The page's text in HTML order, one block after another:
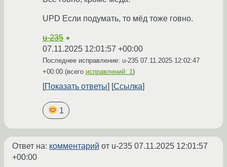
UPD Если подумать, то мёд тоже говно.
u-235 ★
07.11.2025 12:01:57 +00:00
Последнее исправление: u-235 07.11.2025 12:02:47
+00:00 (всего исправлений: 1)
Показать ответы Ссылка
1
Ответ на: комментарий от u-235 07.11.2025 12:01:57
+00:00